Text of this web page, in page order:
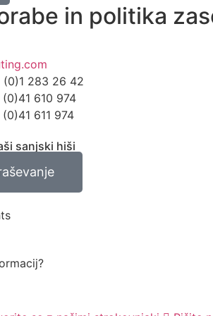
in politika
283 26 42
610 974
611 974
sanjski hiši